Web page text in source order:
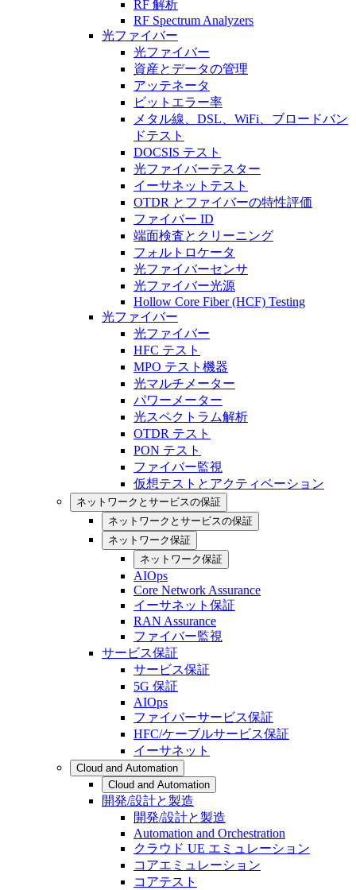
RF 解析
RF Spectrum Analyzers
光ファイバー
光ファイバー
資産とデータの管理
アッテネータ
ビットエラー率
メタル線、DSL、WiFi、ブロードバン
ドテスト
DOCSIS テスト
光ファイバーテスター
イーサネットテスト
OTDR とファイバーの特性評価
ファイバー ID
端面検査とクリーニング
フォルトロケータ
光ファイバーセンサ
光ファイバー光源
Hollow Core Fiber (HCF) Testing
光ファイバー
光ファイバー
HFC テスト
MPO テスト機器
光マルチメーター
パワーメーター
光スペクトラム解析
OTDR テスト
PON テスト
ファイバー監視
仮想テストとアクティベーション
ネットワークとサービスの保証
ネットワークとサービスの保証
ネットワーク保証
ネットワーク保証
AIOps
Core Network Assurance
イーサネット保証
RAN Assurance
ファイバー監視
サービス保証
サービス保証
5G 保証
AIOps
ファイバーサービス保証
HFC/ケーブルサービス保証
イーサネット
Cloud and Automation
Cloud and Automation
開発/設計と製造
開発/設計と製造
Automation and Orchestration
クラウド UE エミュレーション
コアエミュレーション
コアテスト